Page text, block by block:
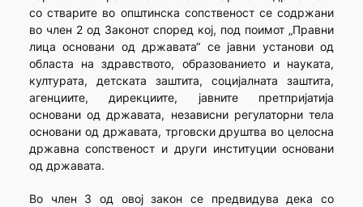
со стварите во општинска сопственост се содржани
во член 2 од Законот според кој, под поимот „Правни
лица основани од државата“ се јавни установи од
областа на здравството, образованието и науката,
културата, детската заштита, социјалната заштита,
агенциите, дирекциите, јавните претпријатија
основани од државата, независни регулаторни тела
основани од државата, трговски друштва во целосна
државна сопственост и други институции основани
од државата.
Во член 3 од овој закон се предвидува дека со